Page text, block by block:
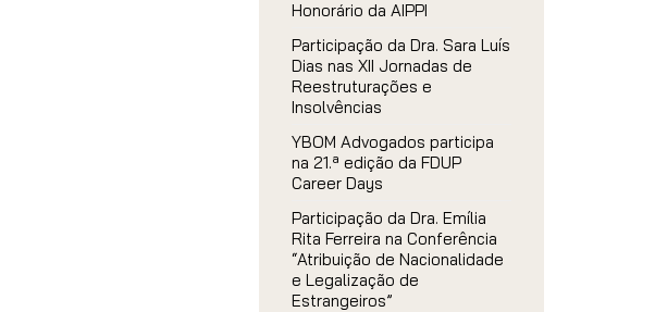
Honorário da AIPPI
Participação da Dra. Sara Luís
Dias nas XII Jornadas de
Reestruturações e
Insolvências
YBOM Advogados participa
na 21.ª edição da FDUP
Career Days
Participação da Dra. Emília
Rita Ferreira na Conferência
“Atribuição de Nacionalidade
e Legalização de
Estrangeiros”